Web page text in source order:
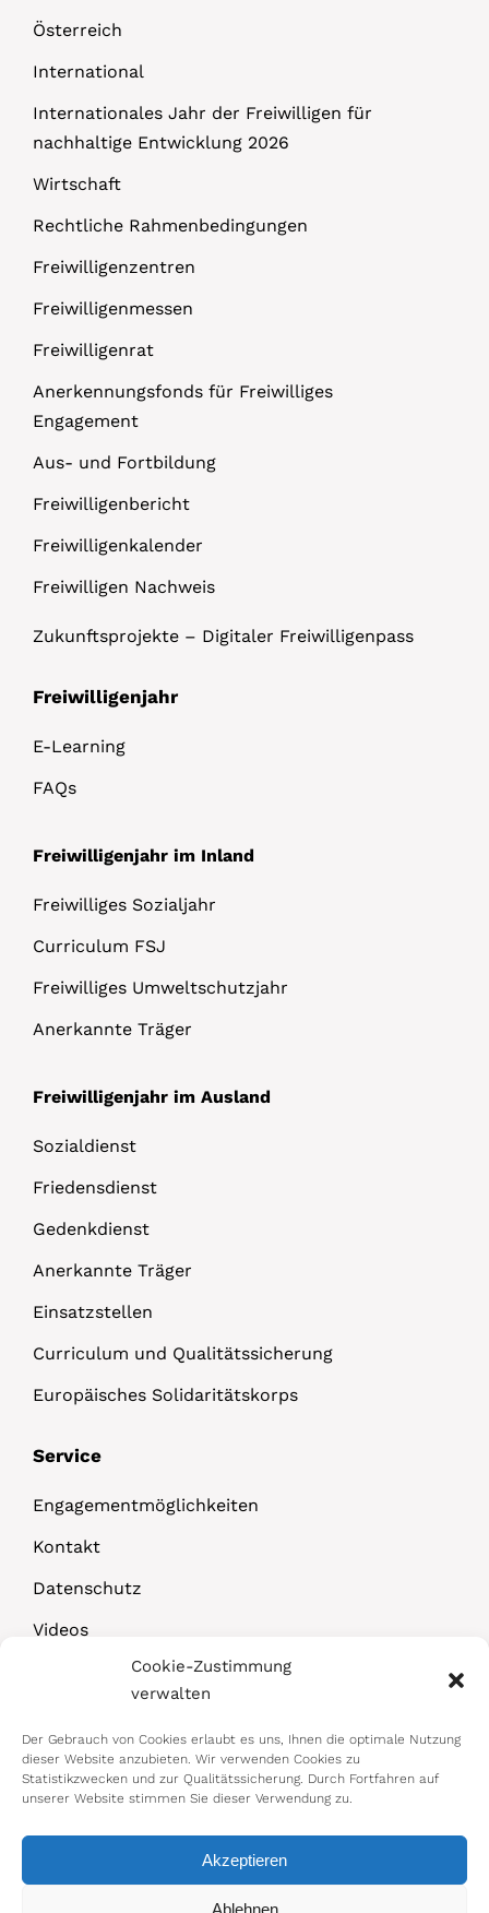
Cookie-Zustimmung
verwalten
Der Gebrauch von Cookies erlaubt es uns, Ihnen die optimale Nutzung
dieser Website anzubieten. Wir verwenden Cookies zu
Statistikzwecken und zur Qualitätssicherung. Durch Fortfahren auf
unserer Website stimmen Sie dieser Verwendung zu.
Akzeptieren
Ablehnen
Österreich
International
Internationales Jahr der Freiwilligen für
nachhaltige Entwicklung 2026
Wirtschaft
Rechtliche Rahmenbedingungen
Freiwilligenzentren
Freiwilligenmessen
Freiwilligenrat
Anerkennungsfonds für Freiwilliges
Engagement
Aus- und Fortbildung
Freiwilligenbericht
Freiwilligenkalender
Freiwilligen Nachweis
Zukunftsprojekte – Digitaler Freiwilligenpass
Freiwilligenjahr
E-Learning
FAQs
Freiwilligenjahr im Inland
Freiwilliges Sozialjahr
Curriculum FSJ
Freiwilliges Umweltschutzjahr
Anerkannte Träger
Freiwilligenjahr im Ausland
Sozialdienst
Friedensdienst
Gedenkdienst
Anerkannte Träger
Einsatzstellen
Curriculum und Qualitätssicherung
Europäisches Solidaritätskorps
Service
Engagementmöglichkeiten
Kontakt
Datenschutz
Videos
© 2026 Bundesministerium für Arbeit,